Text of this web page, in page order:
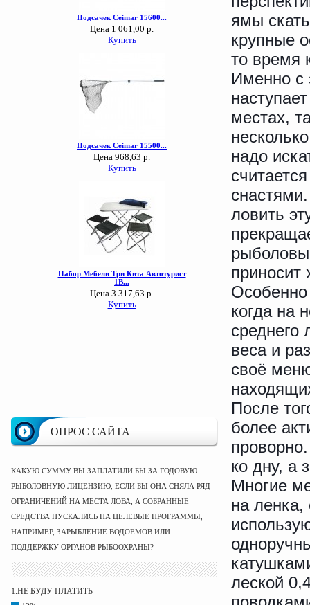
ОПРОС САЙТА
КАКУЮ СУММУ ВЫ ЗАПЛАТИЛИ БЫ ЗА ГОДОВУЮ
РЫБОЛОВНУЮ ЛИЦЕНЗИЮ, ЕСЛИ БЫ ОНА СНЯЛА РЯД
ОГРАНИЧЕНИЙ НА МЕСТА ЛОВА, А СОБРАННЫЕ
СРЕДСТВА ПУСКАЛИСЬ НА ЦЕЛЕВЫЕ ПРОГРАММЫ,
НАПРИМЕР, ЗАРЫБЛЕНИЕ ВОДОЕМОВ ИЛИ
ПОДДЕРЖКУ ОРГАНОВ РЫБООХРАНЫ?
1.НЕ БУДУ ПЛАТИТЬ
ямы
крупные
то время
Именно с
местах,
надо
ловить
рыболовы
приносит
когда на
среднего
веса и
своё
После
более
ко дну, а
Многие
на ленка,
леской